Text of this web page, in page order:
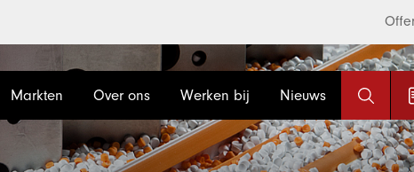
Markten Over ons Werken bij Nieuws